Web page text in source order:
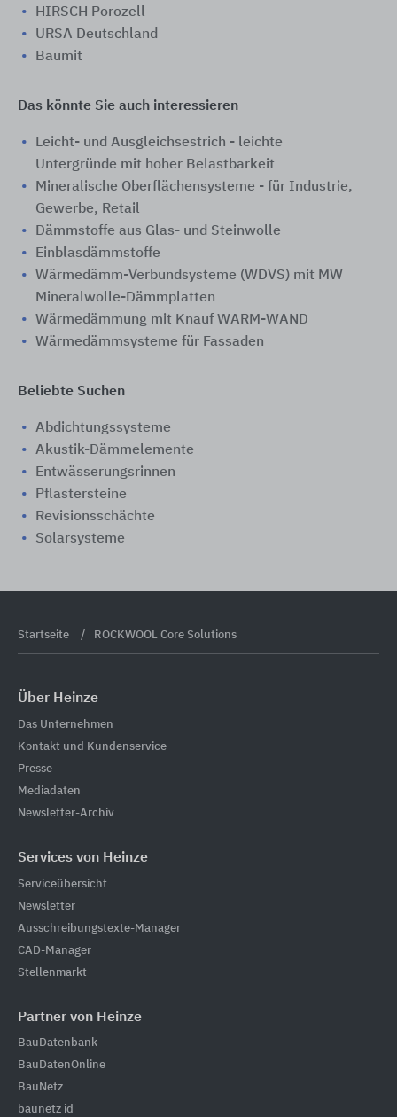
HIRSCH Porozell
URSA Deutschland
Baumit
Das könnte Sie auch interessieren
Leicht- und Ausgleichsestrich - leichte
Untergründe mit hoher Belastbarkeit
Mineralische Oberflächensysteme - für Industrie,
Gewerbe, Retail
Dämmstoffe aus Glas- und Steinwolle
Einblasdämmstoffe
Wärmedämm-Verbundsysteme (WDVS) mit MW
Mineralwolle-Dämmplatten
Wärmedämmung mit Knauf WARM-WAND
Wärmedämmsysteme für Fassaden
Beliebte Suchen
Abdichtungssysteme
Akustik-Dämmelemente
Entwässerungsrinnen
Pflastersteine
Revisionsschächte
Solarsysteme
Startseite ROCKWOOL Core Solutions
Über Heinze
Das Unternehmen
Kontakt und Kundenservice
Presse
Mediadaten
Newsletter-Archiv
Services von Heinze
Serviceübersicht
Newsletter
Ausschreibungstexte-Manager
CAD-Manager
Stellenmarkt
Partner von Heinze
BauDatenbank
BauDatenOnline
BauNetz
baunetz id